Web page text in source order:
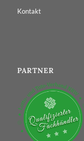
Kontakt
PARTNER